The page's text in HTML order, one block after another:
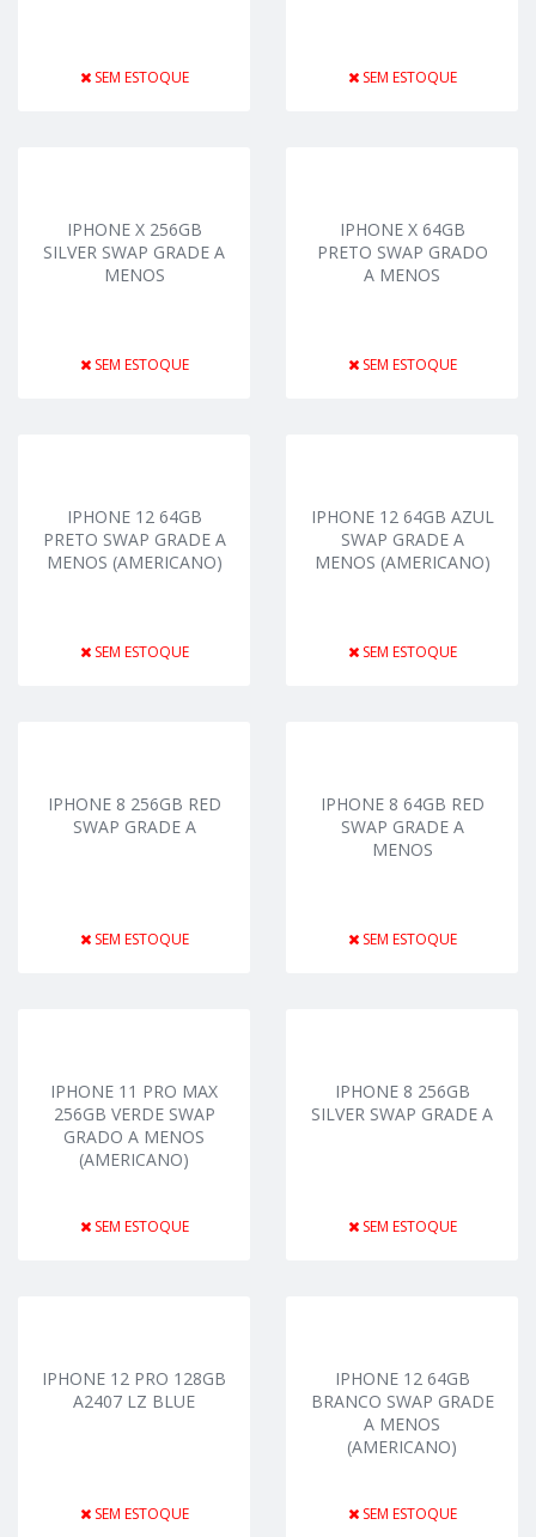
SEM ESTOQUE SEM ESTOQUE
IPHONE X 256GB
SILVER SWAP GRADE A
MENOS
SEM ESTOQUE
IPHONE X 64GB
PRETO SWAP GRADO
A MENOS
SEM ESTOQUE
IPHONE 12 64GB
PRETO SWAP GRADE A
MENOS (AMERICANO)
SEM ESTOQUE
IPHONE 12 64GB AZUL
SWAP GRADE A
MENOS (AMERICANO)
SEM ESTOQUE
IPHONE 8 256GB RED
SWAP GRADE A
SEM ESTOQUE
IPHONE 8 64GB RED
SWAP GRADE A
MENOS
SEM ESTOQUE
IPHONE 11 PRO MAX
256GB VERDE SWAP
GRADO A MENOS
(AMERICANO)
SEM ESTOQUE
IPHONE 8 256GB
SILVER SWAP GRADE A
SEM ESTOQUE
IPHONE 12 PRO 128GB
A2407 LZ BLUE
SEM ESTOQUE
IPHONE 12 64GB
BRANCO SWAP GRADE
A MENOS
(AMERICANO)
SEM ESTOQUE